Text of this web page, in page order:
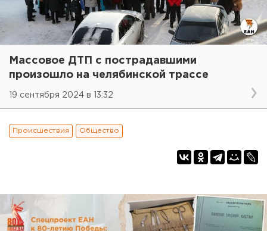
Массовое ДТП с пострадавшими
произошло на челябинской трассе
19 сентября 2024 в 13:32
Происшествия Общество